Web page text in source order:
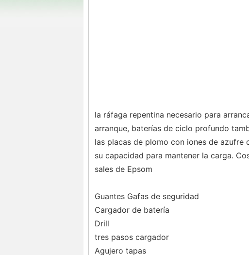
la ráfaga repentina necesario para
arranque, baterías de ciclo profundo
las placas de plomo con iones de
su capacidad para mantener la carga.
sales de Epsom
Guantes Gafas de seguridad
Cargador de batería
Drill
tres pasos cargador
Agujero tapas